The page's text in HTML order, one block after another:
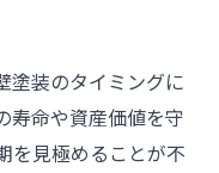
塗装のタイミングに
寿命や資産価値を守
を見極めることが不